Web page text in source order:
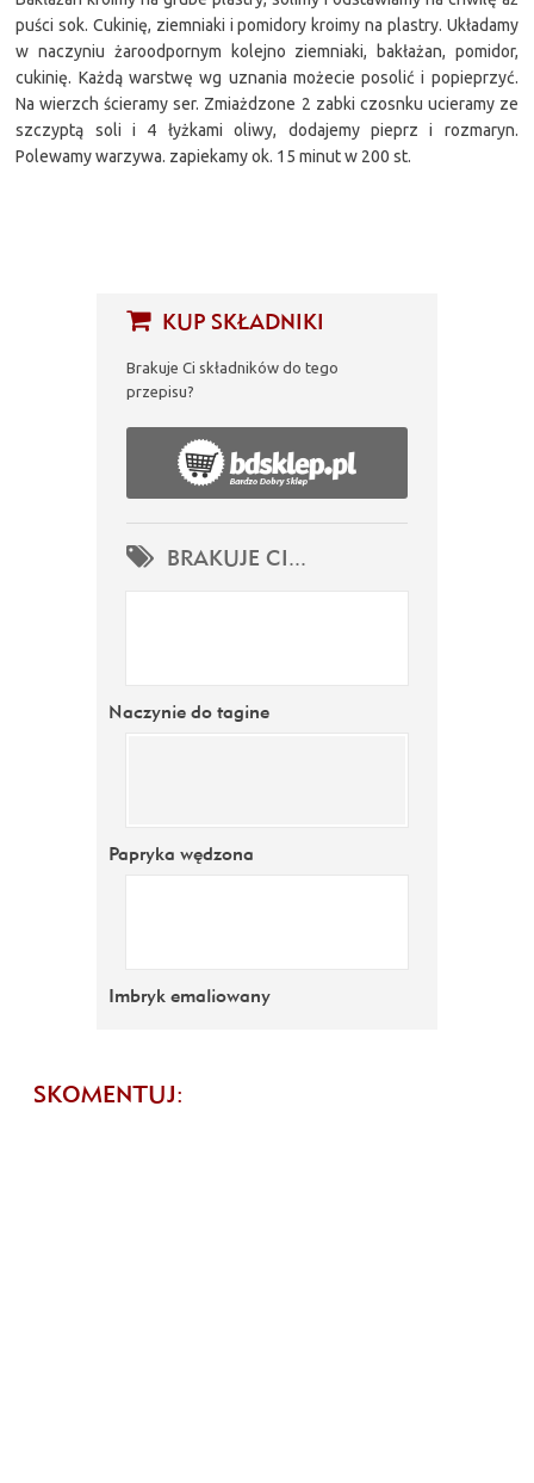
KUP SKŁADNIKI
Brakuje Ci składników do tego
przepisu?
BRAKUJE CI...
Naczynie do tagine
Papryka wędzona
Imbryk emaliowany
puści sok. Cukinię, ziemniaki i pomidory kroimy na plastry. Układamy
w naczyniu żaroodpornym kolejno ziemniaki, bakłażan, pomidor,
cukinię. Każdą warstwę wg uznania możecie posolić i popieprzyć.
Na wierzch ścieramy ser. Zmiażdzone 2 zabki czosnku ucieramy ze
szczyptą soli i 4 łyżkami oliwy, dodajemy pieprz i rozmaryn.
Polewamy warzywa. zapiekamy ok. 15 minut w 200 st.
SKOMENTUJ: